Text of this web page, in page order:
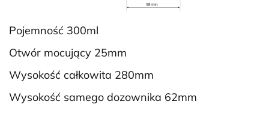
Pojemność 300ml
Otwór mocujący 25mm
Wysokość całkowita 280mm
Wysokość samego dozownika 62mm